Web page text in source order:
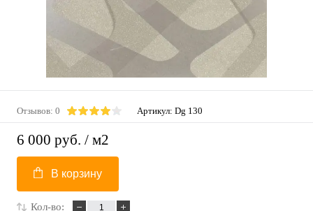
Отзывов: 0 Артикул: Dg 130
6 000 руб. / м2
В корзину
Кол-во: